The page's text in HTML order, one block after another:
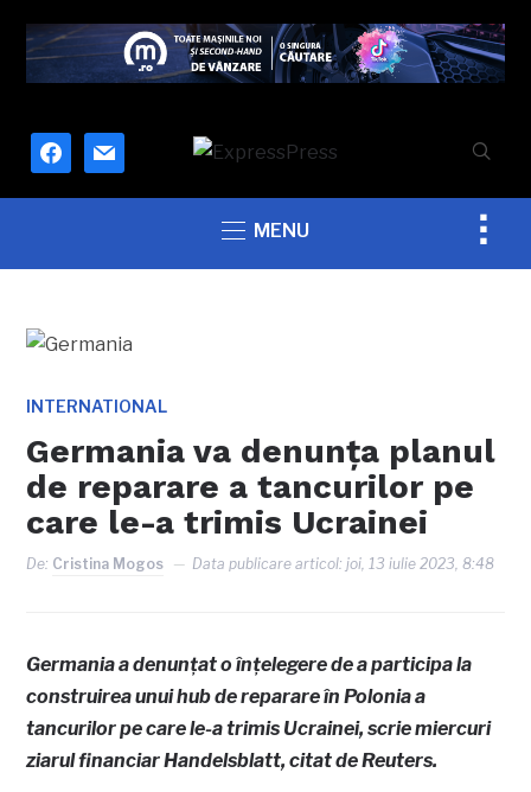
facebook
mail
MENU
INTERNATIONAL
Germania va denunța planul
de reparare a tancurilor pe
care le-a trimis Ucrainei
De: Cristina Mogos Data publicare articol:joi, 13 iulie 2023, 8:48
Germania a denunțat o înțelegere de a participa la
construirea unui hub de reparare în Polonia a
tancurilor pe care le-a trimis Ucrainei, scrie miercuri
ziarul financiar Handelsblatt, citat de Reuters.